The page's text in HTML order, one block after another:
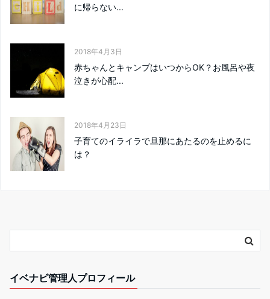
に帰らない...
2018年4月3日
赤ちゃんとキャンプはいつからOK？お風呂や夜
泣きが心配...
2018年4月23日
子育てのイライラで旦那にあたるのを止めるに
は？
イベナビ管理人プロフィール